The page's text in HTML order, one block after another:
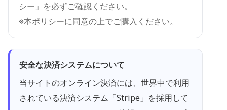
シー」を必ずご確認ください。
※本ポリシーに同意の上でご購入ください。
安全な決済システムについて
当サイトのオンライン決済には、世界中で利用
されている決済システム「Stripe」を採用して